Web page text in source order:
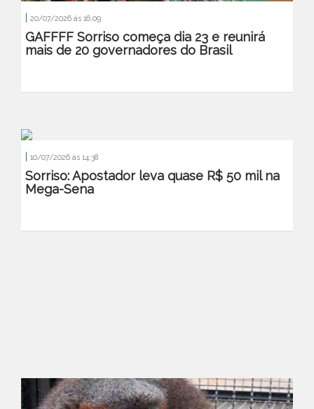
20/07/2026 às 16:09
GAFFFF Sorriso começa dia 23 e reunirá
mais de 20 governadores do Brasil
10/07/2026 às 14:38
Sorriso: Apostador leva quase R$ 50 mil na
Mega-Sena